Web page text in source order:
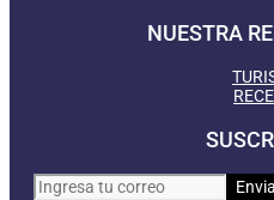
NUESTRA